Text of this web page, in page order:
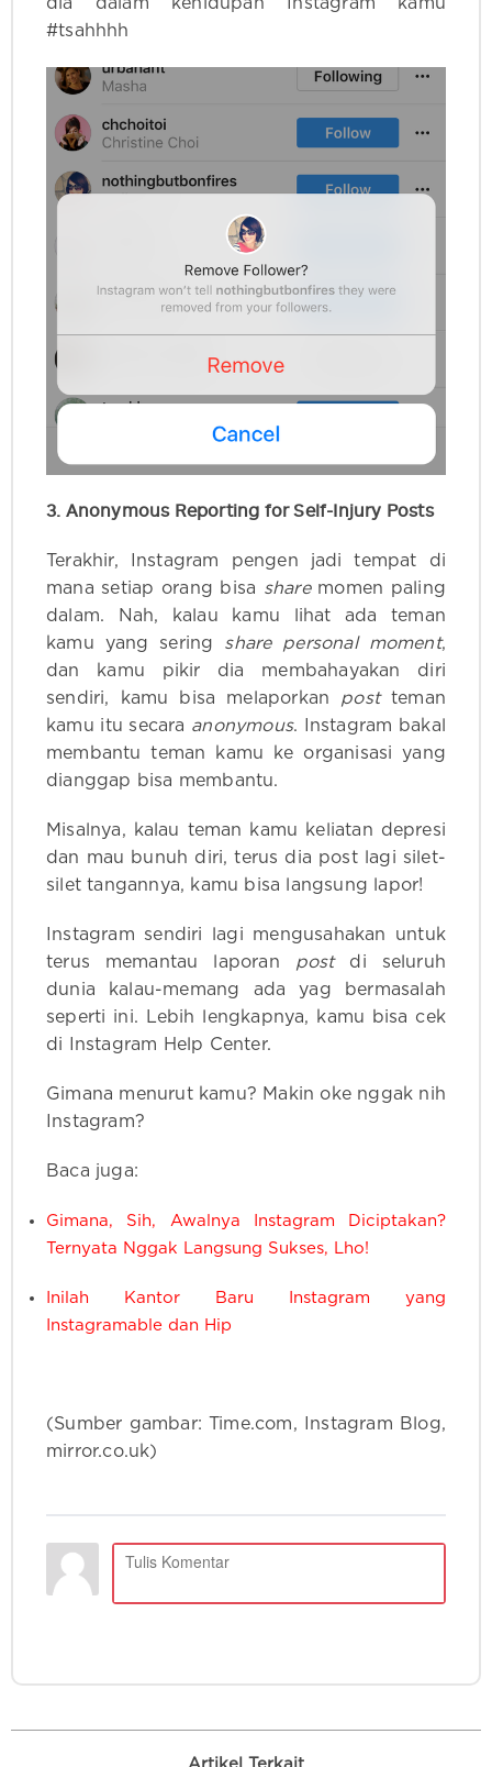
dia dalam kehidupan Instagram kamu
#tsahhhh
3. Anonymous Reporting for Self-Injury Posts
Terakhir, Instagram pengen jadi tempat di
mana setiap orang bisa sharemomen paling
dalam. Nah, kalau kamu lihat ada teman
kamu yang sering share personal moment,
dan kamu pikir dia membahayakan diri
sendiri, kamu bisa melaporkan postteman
kamu itu secara anonymous. Instagram bakal
membantu teman kamu ke organisasi yang
dianggap bisa membantu.
Misalnya, kalau teman kamu keliatan depresi
dan mau bunuh diri, terus dia post lagi silet-
silet tangannya, kamu bisa langsung lapor!
Instagram sendiri lagi mengusahakan untuk
terus memantau laporan post di seluruh
dunia kalau-memang ada yag bermasalah
seperti ini. Lebih lengkapnya, kamu bisa cek
di Instagram Help Center.
Gimana menurut kamu? Makin oke nggak nih
Instagram?
Baca juga:
Gimana, Sih, Awalnya Instagram Diciptakan?
Ternyata Nggak Langsung Sukses, Lho!
Inilah Kantor Baru Instagram yang
Instagramable dan Hip
(Sumber gambar: Time.com, Instagram Blog,
mirror.co.uk)